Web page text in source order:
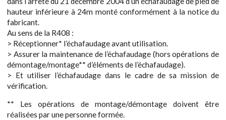
hauteur inférieure à 24m monté conformément à la notice du
fabricant.
Au sens de la R408 :
> Réceptionner* l’échafaudage avant utilisation.
> Assurer la maintenance de l’échafaudage (hors opérations de
démontage/montage** d’éléments de l’échafaudage).
> Et utiliser l’échafaudage dans le cadre de sa mission de
vérification.
** Les opérations de montage/démontage doivent être
réalisées par une personne formée.